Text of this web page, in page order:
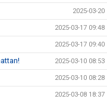
2025-03-20
2025-03-17 09:48
2025-03-17 09:40
2025-03-10 08:53
2025-03-10 08:28
2025-03-08 18:37